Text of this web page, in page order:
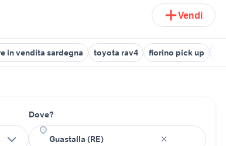
Vendi
in vendita sardegna toyota rav4 fiorino pick up
Dove?